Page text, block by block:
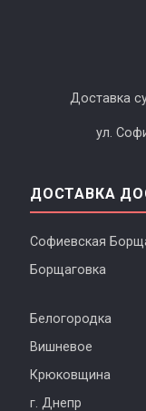
Доставка
ул.
ДОСТАВКА
Софиевская
Борщаговка
Белогородка
Вишневое
Крюковщина
г. Днепр